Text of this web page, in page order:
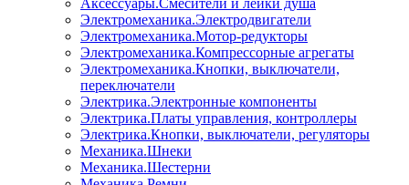
Аксессуары.Смесители и лейки душа
Электромеханика.Электродвигатели
Электромеханика.Мотор-редукторы
Электромеханика.Компрессорные агрегаты
Электромеханика.Кнопки, выключатели,
переключатели
Электрика.Электронные компоненты
Электрика.Платы управления, контроллеры
Электрика.Кнопки, выключатели, регуляторы
Механика.Шнеки
Механика.Шестерни